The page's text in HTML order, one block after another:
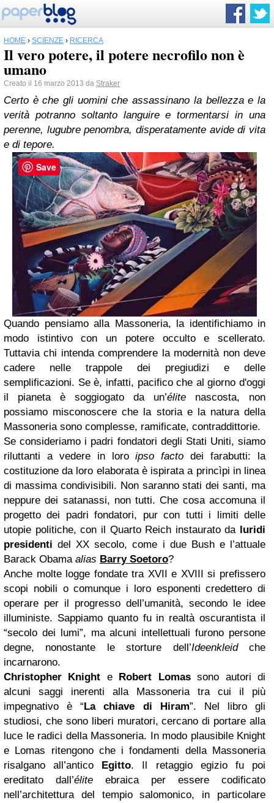
HOME › SCIENZE › RICERCA
Il vero potere, il potere necrofilo non è
umano
Creato il 16 marzo 2013 da Straker
Certo è che gli uomini che assassinano la bellezza e la
verità potranno soltanto languire e tormentarsi in una
perenne, lugubre penombra, disperatamente avide di vita
e di tepore.
Quando pensiamo alla Massoneria, la identifichiamo in
modo istintivo con un potere occulto e scellerato.
Tuttavia chi intenda comprendere la modernità non deve
cadere nelle trappole dei pregiudizi e delle
semplificazioni. Se è, infatti, pacifico che al giorno d'oggi
il pianeta è soggiogato da un’élite nascosta, non
possiamo misconoscere che la storia e la natura della
Massoneria sono complesse, ramificate, contraddittorie.
Se consideriamo i padri fondatori degli Stati Uniti, siamo
riluttanti a vedere in loroipso facto dei farabutti: la
costituzione da loro elaborata è ispirata a princìpi in linea
di massima condivisibili. Non saranno stati dei santi, ma
neppure dei satanassi, non tutti. Che cosa accomuna il
progetto dei padri fondatori, pur con tutti i limiti delle
utopie politiche, con il Quarto Reich instaurato da luridi
presidenti del XX secolo, come i due Bush e l’attuale
Barack Obama alias Barry Soetoro?
Anche molte logge fondate tra XVII e XVIII si prefissero
scopi nobili o comunque i loro esponenti credettero di
operare per il progresso dell’umanità, secondo le idee
illuministe. Sappiamo quanto fu in realtà oscurantista il
“secolo dei lumi”, ma alcuni intellettuali furono persone
degne, nonostante le storture dell’Ideenkleidche
incarnarono.
Christopher Knight e Robert Lomassono autori di
alcuni saggi inerenti alla Massoneria tra cui il più
impegnativo è “La chiave di Hiram”. Nel libro gli
studiosi, che sono liberi muratori, cercano di portare alla
luce le radici della Massoneria. In modo plausibile Knight
e Lomas ritengono che i fondamenti della Massoneria
risalgano all’antico Egitto. Il retaggio egizio fu poi
ereditato dall’élite ebraica per essere codificato
nell’architettura del tempio salomonico, in particolare
Save